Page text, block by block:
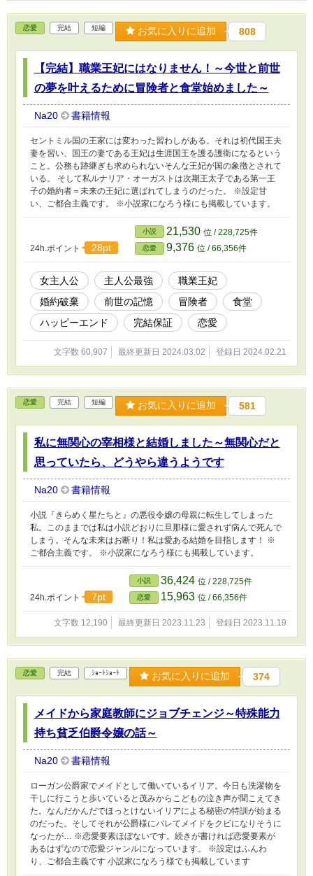
恋愛 完結 短編 お気に入りに追加 808
【完結】職業王妃にはなりません！～今世と前世
の夢を叶えるために冒険者と食堂始めました～
Na20 書籍情報
セントミル国の王家には変わった習わしがある。それは初代国王夫
妻を習い、国王の妻である王妃は生涯国王を護る護衛になるという
こと。公務も跡継ぎも求められないそんな王妃が国の象徴とされて
いる。 そして私ルナリア・オーガストは次期王太子である第一王
子の婚約者＝未来の王妃に選ばれてしまうのだった。 ※設定甘
い、ご都合主義です。 ※小説家になろう様にも掲載しています。
24h.ポイント 28pt
小説 21,530 位 / 228,725件
恋愛 9,376 位 / 66,356件
女主人公 主人公最強
職業王妃
婚約破棄
前世の記憶 冒険者
食堂
ハッピーエンド
完結保証 恋愛
文字数 60,907 最終更新日 2024.03.02 登録日 2024.02.21
恋愛 完結 短編 お気に入りに追加 581
私に無関心の宰相様と結婚しました～無関心だと
思っていたら、どうやら違うようです
Na20 書籍情報
小説『きらめく星たちと』の悪役令嬢の母親に転生してしまった
私。このままでは私は小説どおりに旦那様に愛されず病んで死んで
しまう。そんな未来はお断り！私は愛ある結婚を目指します！ ※
ご都合主義です。 ※小説家になろう様にも掲載しています。
24h.ポイント 7pt
小説 36,424 位 / 228,725件
恋愛 15,963 位 / 66,356件
文字数 12,190 最終更新日 2023.11.23 登録日 2023.11.19
恋愛 完結 ｼｮｰﾄｼｮｰﾄ お気に入りに追加 374
メイドから家庭教師にジョブチェンジ～特殊能力
持ち貧乏伯爵令嬢の話～
Na20 書籍情報
ローガン公爵家でメイドとして働いているイリア。今日も洗濯物を
干しに行こうと歩いていると茂みからこどもの泣き声が聞こえてき
た。なんだかんだでほっとけないイリアによる秘密の特訓が始まる
のだった。そしてそれが公爵様にバレてメイドをクビになりそうに
なったが… ※恋愛要素ほぼないです。続きが書ければ恋愛要素が
あるはずなので恋愛ジャンルになっています。 ※設定はふんわ
り、ご都合主義です 小説家になろう様でも掲載しています